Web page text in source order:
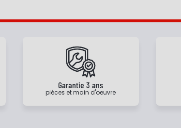
Garantie 3 ans
pièces et main d'oeuvre